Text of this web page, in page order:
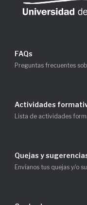
FAQs
Preguntas frecuentes
Actividades
Lista de actividades
Quejas y
Envíanos tus quejas y/o